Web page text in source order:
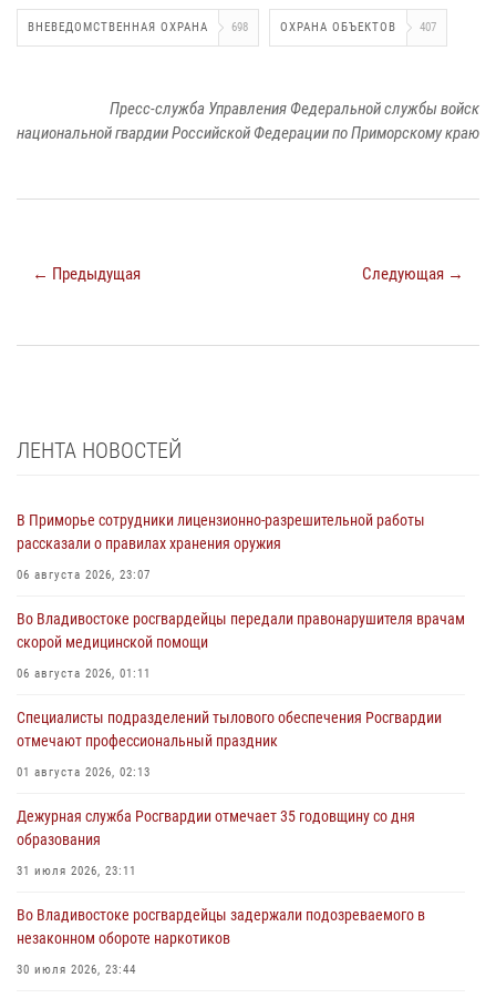
ВНЕВЕДОМСТВЕННАЯ ОХРАНА 698 ОХРАНА ОБЪЕКТОВ 407
Пресс-служба Управления Федеральной службы войск
национальной гвардии Российской Федерации по Приморскому краю
← Предыдущая Следующая →
ЛЕНТА НОВОСТЕЙ
В Приморье сотрудники лицензионно-разрешительной работы
рассказали о правилах хранения оружия
06 августа 2026, 23:07
Во Владивостоке росгвардейцы передали правонарушителя врачам
скорой медицинской помощи
06 августа 2026, 01:11
Специалисты подразделений тылового обеспечения Росгвардии
отмечают профессиональный праздник
01 августа 2026, 02:13
Дежурная служба Росгвардии отмечает 35 годовщину со дня
образования
31 июля 2026, 23:11
Во Владивостоке росгвардейцы задержали подозреваемого в
незаконном обороте наркотиков
30 июля 2026, 23:44